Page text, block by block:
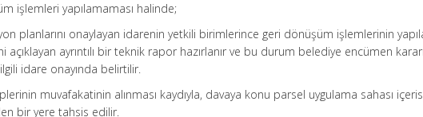
işlemleri yapılamaması halinde;
planlarını onaylayan idarenin yetkili birimlerince geri dönüşüm işlemlerinin
açıklayan ayrıntılı bir teknik rapor hazırlanır ve bu durum belediye encümen
idare onayında belirtilir.
muvafakatinin alınması kaydıyla, davaya konu parsel uygulama sahası
bir yere tahsis edilir.